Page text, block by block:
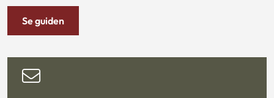
Se guiden